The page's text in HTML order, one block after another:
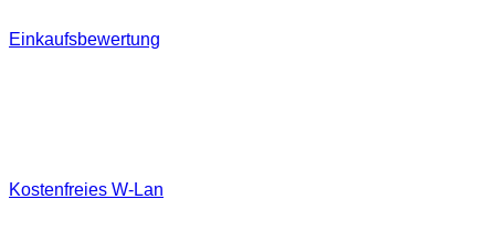
Einkaufsbewertung
Kostenfreies W‐Lan